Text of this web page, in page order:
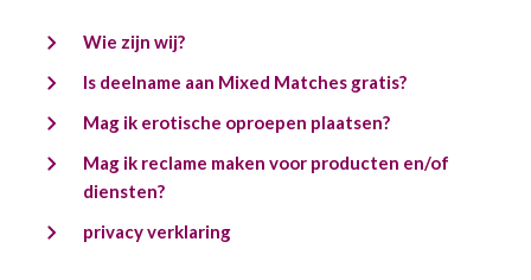
Wie zijn wij?
Is deelname aan Mixed Matches gratis?
Mag ik erotische oproepen plaatsen?
Mag ik reclame maken voor producten en/of
diensten?
privacy verklaring